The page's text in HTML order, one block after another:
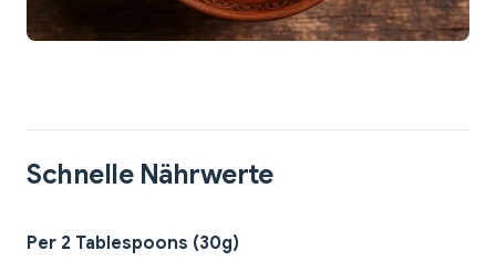
Schnelle Nährwerte
Per 2 Tablespoons (30g)